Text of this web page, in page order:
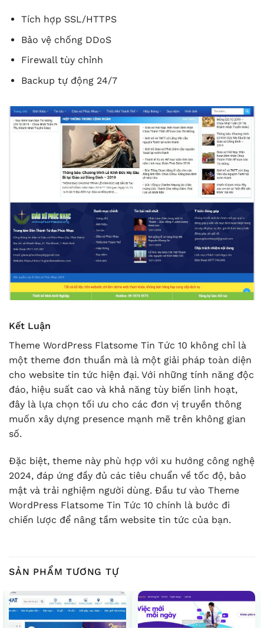
Tích hợp SSL/HTTPS
Bảo vệ chống DDoS
Firewall tùy chỉnh
Backup tự động 24/7
Kết Luận
Theme WordPress Flatsome Tin Tức 10 không chỉ là
một theme đơn thuần mà là một giải pháp toàn diện
cho website tin tức hiện đại. Với những tính năng độc
đáo, hiệu suất cao và khả năng tùy biến linh hoạt,
đây là lựa chọn tối ưu cho các đơn vị truyền thông
muốn xây dựng presence mạnh mẽ trên không gian
số.
Đặc biệt, theme này phù hợp với xu hướng công nghệ
2024, đáp ứng đầy đủ các tiêu chuẩn về tốc độ, bảo
mật và trải nghiệm người dùng. Đầu tư vào Theme
WordPress Flatsome Tin Tức 10 chính là bước đi
chiến lược để nâng tầm website tin tức của bạn.
SẢN PHẨM TƯƠNG TỰ